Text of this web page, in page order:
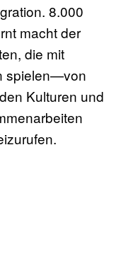
8.000
macht der
die mit
spielen—von
Kulturen und